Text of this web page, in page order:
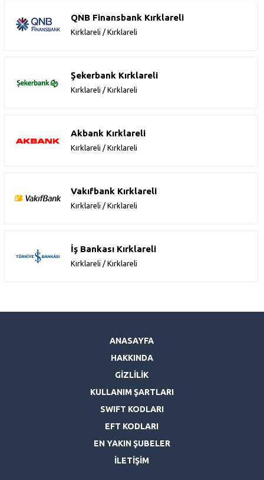
QNB Finansbank Kırklareli
Kırklareli / Kırklareli
Şekerbank Kırklareli
Kırklareli / Kırklareli
Akbank Kırklareli
Kırklareli / Kırklareli
Vakıfbank Kırklareli
Kırklareli / Kırklareli
İş Bankası Kırklareli
Kırklareli / Kırklareli
ANASAYFA
HAKKINDA
GİZLİLİK
KULLANIM ŞARTLARI
SWIFT KODLARI
EFT KODLARI
EN YAKIN ŞUBELER
İLETİŞİM